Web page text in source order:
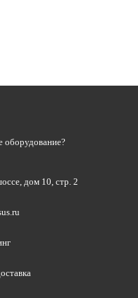
оборудование?
дом 10, стр. 2